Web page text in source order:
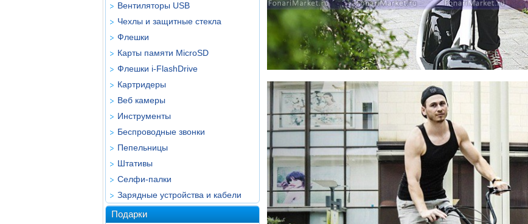
Вентиляторы USB
Чехлы и защитные стекла
Флешки
Карты памяти MicroSD
Флешки i-FlashDrive
Картридеры
Веб камеры
Инструменты
Беспроводные звонки
Пепельницы
Штативы
Селфи-палки
Зарядные устройства и кабели
Подарки